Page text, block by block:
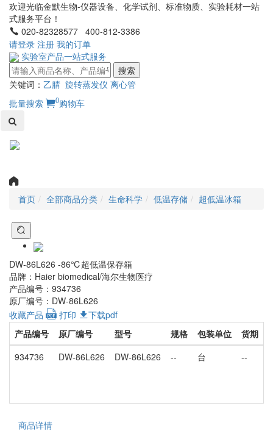
欢迎光临金默生物-仪器设备、化学试剂、标准物质、实验耗材一站
式服务平台！
020-82328577 400-812-3386
请登录 注册 我的订单
实验室产品一站式服务
搜索
关键词： 乙腈 旋转蒸发仪 离心管
批量搜索
0购物车
首页 全部商品分类 生命科学 低温存储 超低温冰箱
DW-86L626 -86℃超低温保存箱
品牌：Haier biomedical/海尔生物医疗
产品编号：934736
原厂编号：DW-86L626
收藏产品
打印
下载pdf
产品编号
原厂编号 型号 规格 包装单位 货期
934736
DW-86L626 DW-86L626 -- 台 --
商品详情